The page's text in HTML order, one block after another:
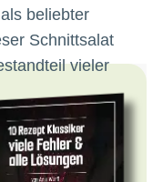
beliebter
Schnittsalat
vieler